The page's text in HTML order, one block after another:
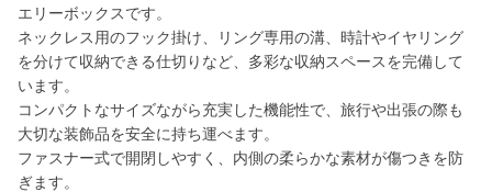
エリーボックスです。
ネックレス用のフック掛け、リング専用の溝、時計やイヤリング
を分けて収納できる仕切りなど、多彩な収納スペースを完備して
います。
コンパクトなサイズながら充実した機能性で、旅行や出張の際も
大切な装飾品を安全に持ち運べます。
ファスナー式で開閉しやすく、内側の柔らかな素材が傷つきを防
ぎます。